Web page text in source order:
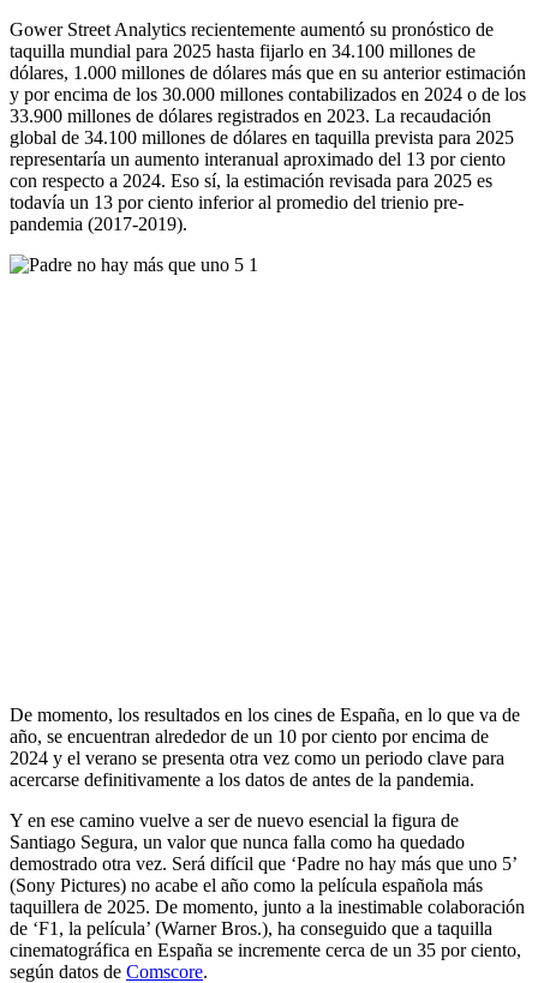
Gower Street Analytics recientemente aumentó su pronóstico de
taquilla mundial para 2025 hasta fijarlo en 34.100 millones de
dólares, 1.000 millones de dólares más que en su anterior estimación
y por encima de los 30.000 millones contabilizados en 2024 o de los
33.900 millones de dólares registrados en 2023. La recaudación
global de 34.100 millones de dólares en taquilla prevista para 2025
representaría un aumento interanual aproximado del 13 por ciento
con respecto a 2024. Eso sí, la estimación revisada para 2025 es
todavía un 13 por ciento inferior al promedio del trienio pre-
pandemia (2017-2019).
De momento, los resultados en los cines de España, en lo que va de
año, se encuentran alrededor de un 10 por ciento por encima de
2024 y el verano se presenta otra vez como un periodo clave para
acercarse definitivamente a los datos de antes de la pandemia.
Y en ese camino vuelve a ser de nuevo esencial la figura de
Santiago Segura, un valor que nunca falla como ha quedado
demostrado otra vez. Será difícil que ‘Padre no hay más que uno 5’
(Sony Pictures) no acabe el año como la película española más
taquillera de 2025. De momento, junto a la inestimable colaboración
de ‘F1, la película’ (Warner Bros.), ha conseguido que a taquilla
cinematográfica en España se incremente cerca de un 35 por ciento,
según datos de Comscore.